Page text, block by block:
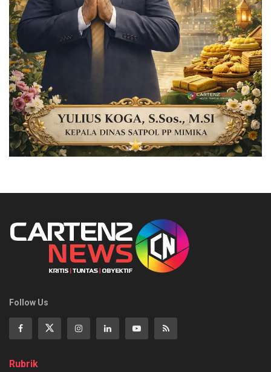
Follow Us
Rubrik